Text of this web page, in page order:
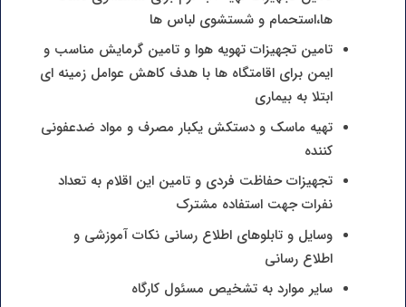
ها،استحمام و شستشوی لباس ها
تامین تجهیزات تهویه هوا و تامین گرمایش مناسب و
ایمن برای اقامتگاه ها با هدف کاهش عوامل زمینه ای
ابتلا به بیماری
تهیه ماسک و دستکش یکبار مصرف و مواد ضدعفونی
کننده
تجهیزات حفاظت فردی و تامین این اقلام به تعداد
نفرات جهت استفاده مشترک
وسایل و تابلوهای اطلاع رسانی نکات آموزشی و
اطلاع رسانی
سایر موارد به تشخیص مسئول کارگاه